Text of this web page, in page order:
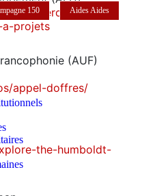
150 AidesAides
recherche/liste
projets
(AUF)
appel-doffres/
the-humboldt-